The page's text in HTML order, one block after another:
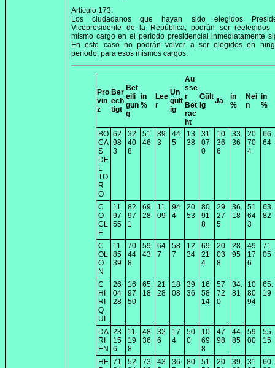
Artículo 173.
Los ciudadanos que hayan sido elegidos
Vicepresidente de la República, podrán ser reelegidos
mismo cargo en el período presidencial inmediatamente
En este caso no podrán volver a ser elegidos en
período, para esos mismos cargos.
Pro
vin
z
Ber
ech
tigt
Bet
eili
gun
g
in
%
Lee
r
Un
gült
ig
Au
sse
r
Bet
rac
ht
Gült
ig
Ja
in
%
Nei
n
in
%
BO
CA
S
DE
L
TO
R
O
62
98
3
32
40
8
51.
46
89
3
44
5
13
38
31
07
0
10
36
6
33.
36
20
70
4
66.
64
C
O
CL
E
11
97
55
82
97
1
69.
28
11
09
94
4
20
53
80
91
8
29
27
5
36.
18
51
64
3
63.
82
C
OL
O
N
11
85
39
70
44
8
59.
43
64
7
58
7
12
34
69
21
4
20
03
8
28.
95
49
17
6
71.
05
C
HI
RI
Q
UI
26
04
28
16
97
50
65.
18
21
28
18
08
39
36
16
58
14
57
72
0
34.
81
10
80
94
65.
19
DA
RI
EN
23
15
6
11
19
8
48.
36
32
6
17
4
50
0
10
69
8
47
98
44.
85
59
00
55.
15
HE 71
52
73. 43
36
80
51
20
39. 31
60.